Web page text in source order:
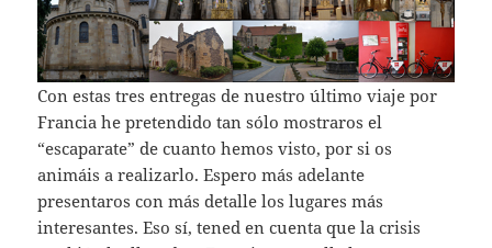
Con estas tres entregas de nuestro último viaje por
Francia he pretendido tan sólo mostraros el
“escaparate” de cuanto hemos visto, por si os
animáis a realizarlo. Espero más adelante
presentaros con más detalle los lugares más
interesantes. Eso sí, tened en cuenta que la crisis